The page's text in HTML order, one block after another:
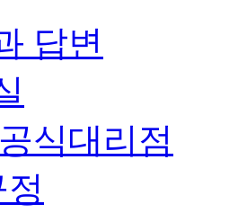
답변
식대리점